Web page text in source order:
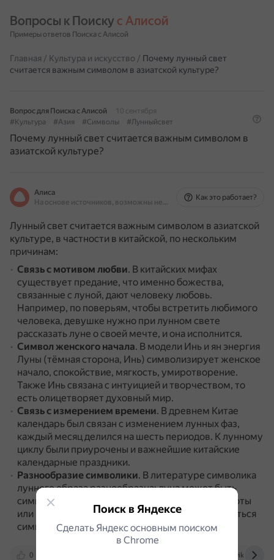
Вопросы к Поиску с Алисой
Примеры ответов Поиска с Алисой
Главная / Культура и искусство / Почему лунный свет
считается важным символом в азиатской культуре?
Вопрос для Поиска с Алисой
10 сентября
#Культура
#Азия #Символы #Лунныйсвет
Почему лунный свет считается важным символом в
азиатской культуре?
Алиса
На основе источников, возможны неточности
Как это работает?
Лунный свет считается важным символом в азиатской
культуре, в частности в китайской, по нескольким
причинам:
Связь с мотивом любви. В китайских мифах
существует предание, что именно божества,
связанные с луной, дают человеку любовь.
Например, по поверьям, чтобы встретить любимого
человека, девушке нужно при лунном свете
рассказать луне о своей мечте, и она исполнится.
Символ женского начала. В модели Инь и ян энергия
Луны (тёмная сторона, Инь) символизирует женское
начало, спокойствие, мягкость, умиротворение.
Также Инь связана с интуицией и творчеством, то
есть олицетворяет духовный мир.
Связь с измерением времени. В древнем Китае
календарь был связан с изменением лунных фаз,
каждый месяц делился на шесть периодов. К лунному
циклу были приурочены и важнейшие китайские
календарные праздники.
Разнообразие символики. В литературе символика
лунного образа разнообразна: луна может быть
символом идеального мира, мира мечты и красоты
или выступать носителем вселенского зла, являться
символом смерти.
0
Поиск в Яндексе
Сделать Яндекс основным поиском
в Сhrome